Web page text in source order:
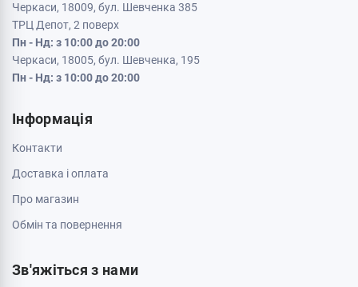
Черкаси, 18009, бул. Шевченка 385
ТРЦ Депот, 2 поверх
Пн - Нд: з 10:00 до 20:00
Черкаси, 18005, бул. Шевченка, 195
Пн - Нд: з 10:00 до 20:00
Інформація
Контакти
Доставка і оплата
Про магазин
Обмін та повернення
Зв'яжіться з нами